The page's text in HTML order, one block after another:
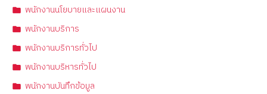
พนักงานนโยบายและแผนงาน
พนักงานบริการ
พนักงานบริการทั่วไป
พนักงานบริหารทั่วไป
พนักงานบันทึกข้อมูล